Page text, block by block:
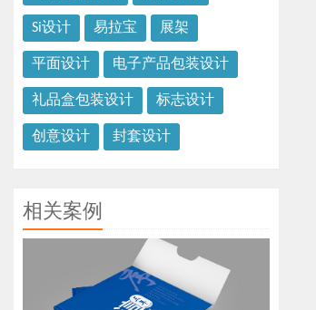
Si设计 易拉宝 展架
平面设计 电子产品包装设计
礼品盒包装设计 标志设计
创意设计 封套设计
相关案例